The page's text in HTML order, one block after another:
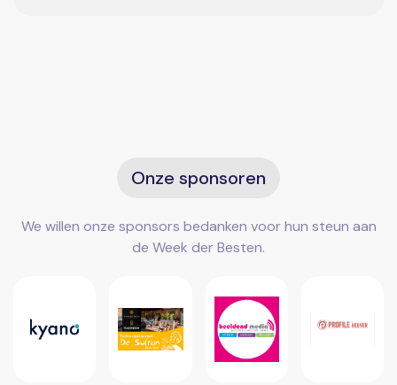
Onze sponsoren
We willen onze sponsors bedanken voor hun steun aan
de Week der Besten.